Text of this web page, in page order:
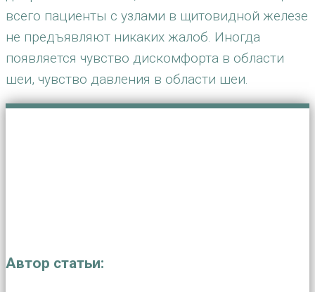
всего пациенты с узлами в щитовидной железе
не предъявляют никаких жалоб. Иногда
появляется чувство дискомфорта в области
шеи, чувство давления в области шеи.
Автор статьи: